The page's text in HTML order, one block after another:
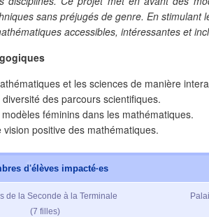
sans préjugés de genre. En
accessibles, intéressantes et
et les sciences de manière
des parcours scientifiques.
féminins dans les mathématiques.
vision positive des mathématiques.
d'élèves impacté·es
de la Seconde à la Terminale
(7 filles)